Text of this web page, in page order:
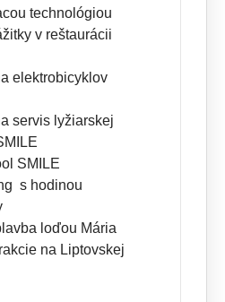
technológiou
v reštaurácii
elektrobicyklov
servis lyžiarskej
SMILE
s hodinou
loďou Mária
na Liptovskej